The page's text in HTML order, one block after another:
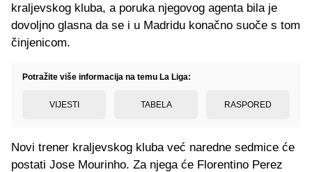
kraljevskog kluba, a poruka njegovog agenta bila je
dovoljno glasna da se i u Madridu konačno suoče s tom
činjenicom.
Potražite više informacija na temu La Liga:
VIJESTI TABELA RASPORED
Novi trener kraljevskog kluba već naredne sedmice će
postati Jose Mourinho. Za njega će Florentino Perez